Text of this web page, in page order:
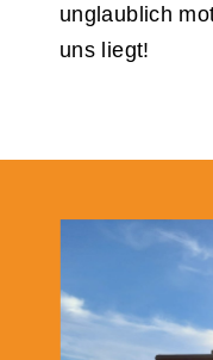
unglaublich
uns liegt!